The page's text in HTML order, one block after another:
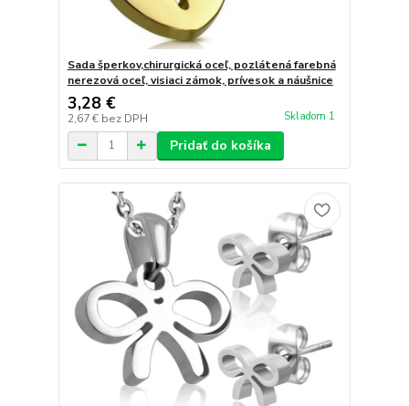
Sada šperkov,chirurgická oceľ, pozlátená farebná
nerezová oceľ, visiaci zámok, prívesok a náušnice
3,28 €
2,67 € bez DPH Skladom 1
Pridať do košíka